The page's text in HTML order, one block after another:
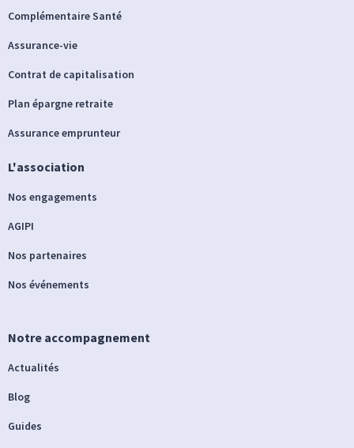
Complémentaire Santé
Assurance-vie
Contrat de capitalisation
Plan épargne retraite
Assurance emprunteur
L'association
Nos engagements
AGIPI
Nos partenaires
Nos événements
Notre accompagnement
Actualités
Blog
Guides